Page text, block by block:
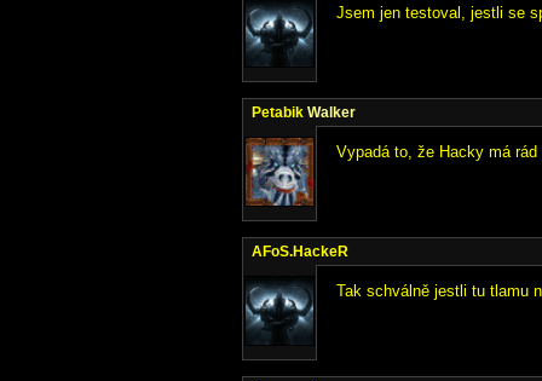
Jsem jen testoval, jestli se
Petabik Walker
Vypadá to, že Hacky má rád
AFoS.HackeR
Tak schválně jestli tu tlamu